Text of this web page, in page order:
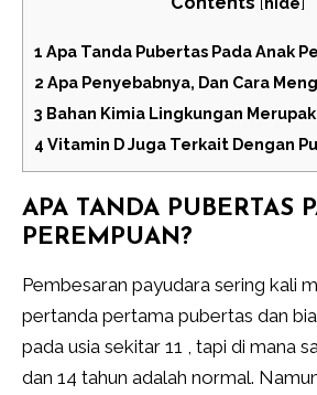
1 Apa Tanda Pubertas Pada Anak
2 Apa Penyebabnya, Dan Cara
3 Bahan Kimia Lingkungan
4 Vitamin D Juga Terkait Dengan
APA TANDA PUBERTAS
PEREMPUAN?
Pembesaran payudara sering kali
pertanda pertama pubertas dan
pada usia sekitar 11 , tapi di mana
dan 14 tahun adalah normal.